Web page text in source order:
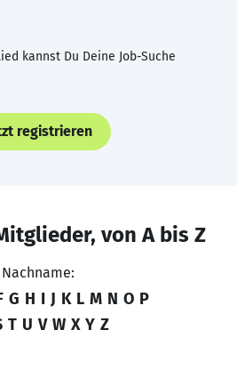
kannst Du Deine Job-Suche
registrieren
von A bis Z
Nachname:
G H I J K L M N O P
T U V W X Y Z